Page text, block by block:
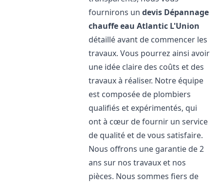
fournirons undevis Dépannage
chauffe eau Atlantic L'Union
détaillé avant de commencer les
travaux. Vous pourrez ainsi avoir
une idée claire des coûts et des
travaux à réaliser. Notre équipe
est composée de plombiers
qualifiés et expérimentés, qui
ont à cœur de fournir un service
de qualité et de vous satisfaire.
Nous offrons une garantie de 2
ans sur nos travaux et nos
pièces. Nous sommes fiers de